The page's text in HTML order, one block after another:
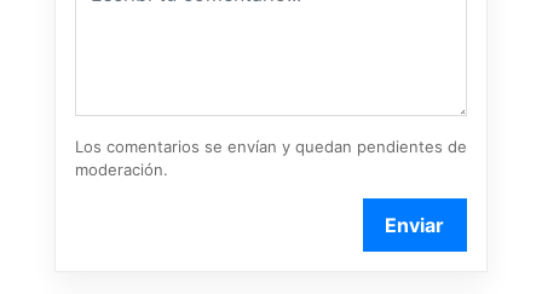
Los comentarios se envían y quedan pendientes de
moderación.
Enviar